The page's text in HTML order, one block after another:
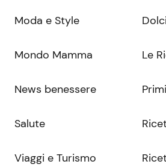
Moda e Style
Mondo Mamma
News benessere
Salute
Viaggi e Turismo
Dolci
Le